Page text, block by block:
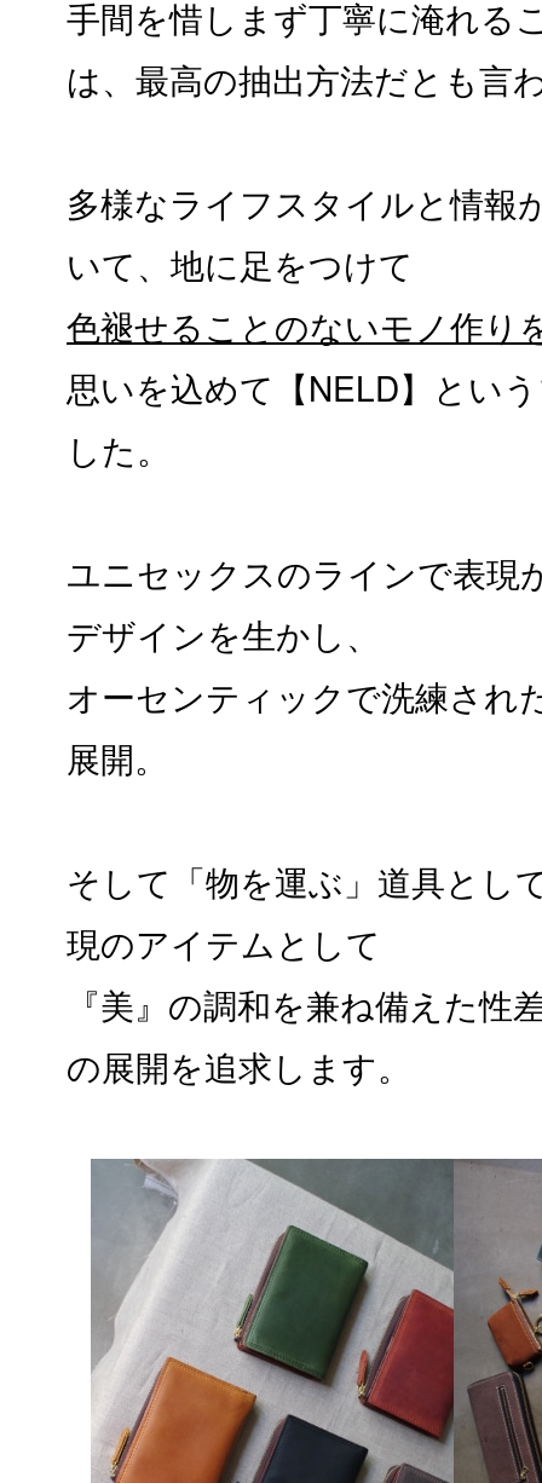
手間を惜しまず丁寧に淹れる
は、最高の抽出方法だとも言
多様なライフスタイルと情報
いて、地に足をつけて
色褪せることのないモノ作り
思いを込めて【NELD】とい
した。
ユニセックスのラインで表現
デザインを生かし、
オーセンティックで洗練され
展開。
そして「物を運ぶ」道具とし
現のアイテムとして
『美』の調和を兼ね備えた性
の展開を追求します。